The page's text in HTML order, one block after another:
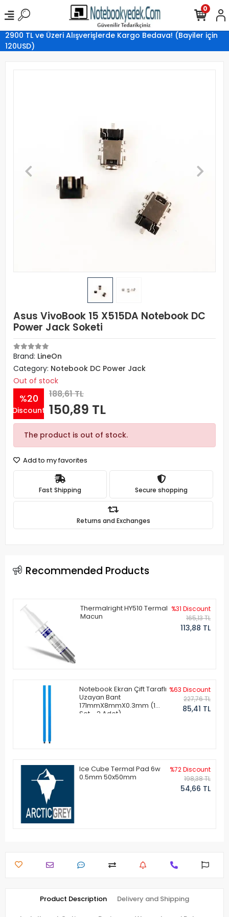
2900 TL ve Üzeri Alışverişlerde Kargo Bedava! (Bayiler için
120USD)
0
Asus VivoBook 15 X515DA Notebook DC
Power Jack Soketi
Brand: LineOn
Category: Notebook DC Power Jack
Out of stock
%20
Discount
188,61 TL
150,89 TL
The product is out of stock.
Add to my favorites
Fast Shipping Secure shopping
Returns and Exchanges
Recommended Products
Thermalright HY510 Termal
Macun
%31 Discount
165,13 TL
113,88 TL
Notebook Ekran Çift Taraflı
Uzayan Bant
171mmX8mmX0.3mm (1
Set - 2 Adet)
%63 Discount
227,76 TL
85,41 TL
Ice Cube Termal Pad 6w
0.5mm 50x50mm
%72 Discount
198,38 TL
54,66 TL
Product Description Delivery and Shipping